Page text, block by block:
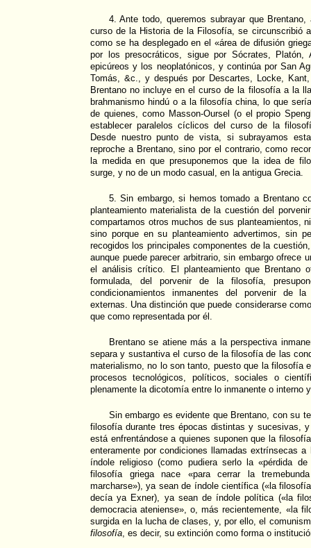
4. Ante todo, queremos subrayar que
curso de la Historia de la Filosofía, se circunscribió
como se ha desplegado en el «área de difusión
por los presocráticos, sigue por Sócrates, Platón,
epicúreos y los neoplatónicos, y continúa por San
Tomás, &c., y después por Descartes, Locke,
Brentano no incluye en el curso de la filosofía a la
brahmanismo hindú o a la filosofía china, lo que
de quienes, como Masson-Oursel (o el propio
establecer paralelos cíclicos del curso de la
Desde nuestro punto de vista, si subrayamos
reproche a Brentano, sino por el contrario, como
la medida en que presuponemos que la idea de
surge, y no de un modo casual, en la antigua Grecia.
5. Sin embargo, si hemos tomado a Brentano
planteamiento materialista de la cuestión del
compartamos otros muchos de sus planteamientos,
sino porque en su planteamiento advertimos, sin
recogidos los principales componentes de la
aunque puede parecer arbitrario, sin embargo ofrece
el análisis crítico. El planteamiento que Brentano
formulada, del porvenir de la filosofía,
condicionamientos inmanentes del porvenir de
externas. Una distinción que puede considerarse
que como representada por él.
Brentano se atiene más a la perspectiva
separa y sustantiva el curso de la filosofía de las
materialismo, no lo son tanto, puesto que la filosofía
procesos tecnológicos, políticos, sociales o
plenamente la dicotomía entre lo inmanente o interno
Sin embargo es evidente que Brentano, con su
filosofía durante tres épocas distintas y sucesivas,
está enfrentándose a quienes suponen que la
enteramente por condiciones llamadas extrínsecas
índole religioso (como pudiera serlo la «pérdida
filosofía griega nace «para cerrar la
marcharse»), ya sean de índole científica («la
decía ya Exner), ya sean de índole política («la
democracia ateniense», o, más recientemente, «la
surgida en la lucha de clases, y, por ello, el
filosofía, es decir, su extinción como forma o